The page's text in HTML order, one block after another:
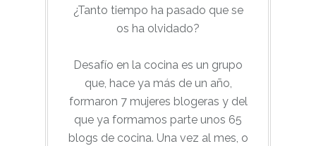
¿Tanto tiempo ha pasado que se
os ha olvidado?
Desafío en la cocina es un grupo
que, hace ya más de un año,
formaron 7 mujeres blogeras y del
que ya formamos parte unos 65
blogs de cocina. Una vez al mes, o